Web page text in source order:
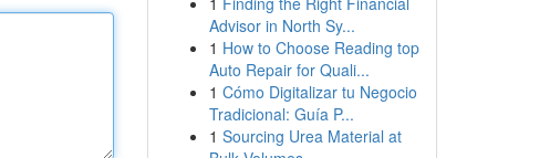
Advisor in North Sy...
1 How to Choose Reading top
Auto Repair for Quali...
1 Cómo Digitalizar tu Negocio
Tradicional: Guía P...
1 Sourcing Urea Material at